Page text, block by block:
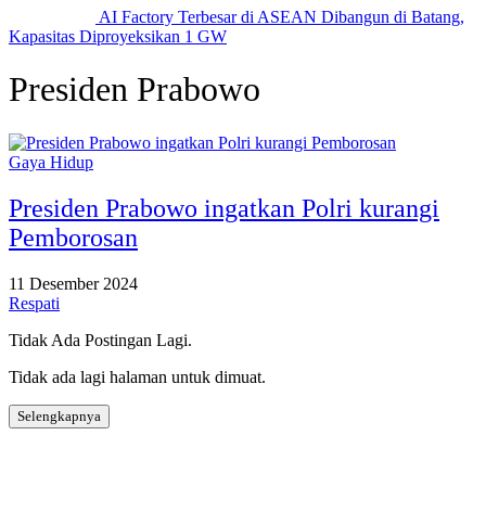
AI Factory Terbesar di ASEAN Dibangun di Batang,
Kapasitas Diproyeksikan 1 GW
Presiden Prabowo
Gaya Hidup
Presiden Prabowo ingatkan Polri kurangi
Pemborosan
11 Desember 2024
Respati
Tidak Ada Postingan Lagi.
Tidak ada lagi halaman untuk dimuat.
Selengkapnya